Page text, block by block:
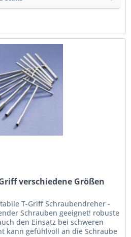
verschiedene Größen
T-Griff Schraubendreher -
Schrauben geeignet! robuste
den Einsatz bei schweren
kann gefühlvoll an die Schraube